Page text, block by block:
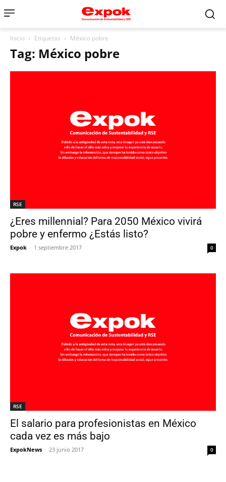
Inicio Etiquetas México pobre
Tag: México pobre
RSE
¿Eres millennial? Para 2050 México vivirá
pobre y enfermo ¿Estás listo?
Expok - 1 septiembre 2017 0
RSE
El salario para profesionistas en México
cada vez es más bajo
ExpokNews - 23 junio 2017 0